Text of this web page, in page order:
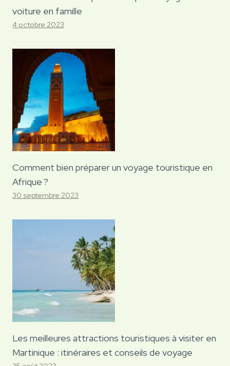
voiture en famille
4 octobre 2023
Comment bien préparer un voyage touristique en
Afrique ?
30 septembre 2023
Les meilleures attractions touristiques à visiter en
Martinique : itinéraires et conseils de voyage